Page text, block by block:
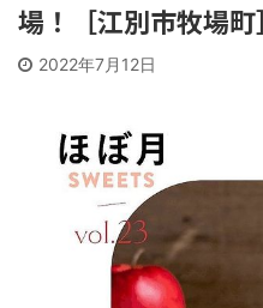
場！［江別市牧場町］
2022年7月12日